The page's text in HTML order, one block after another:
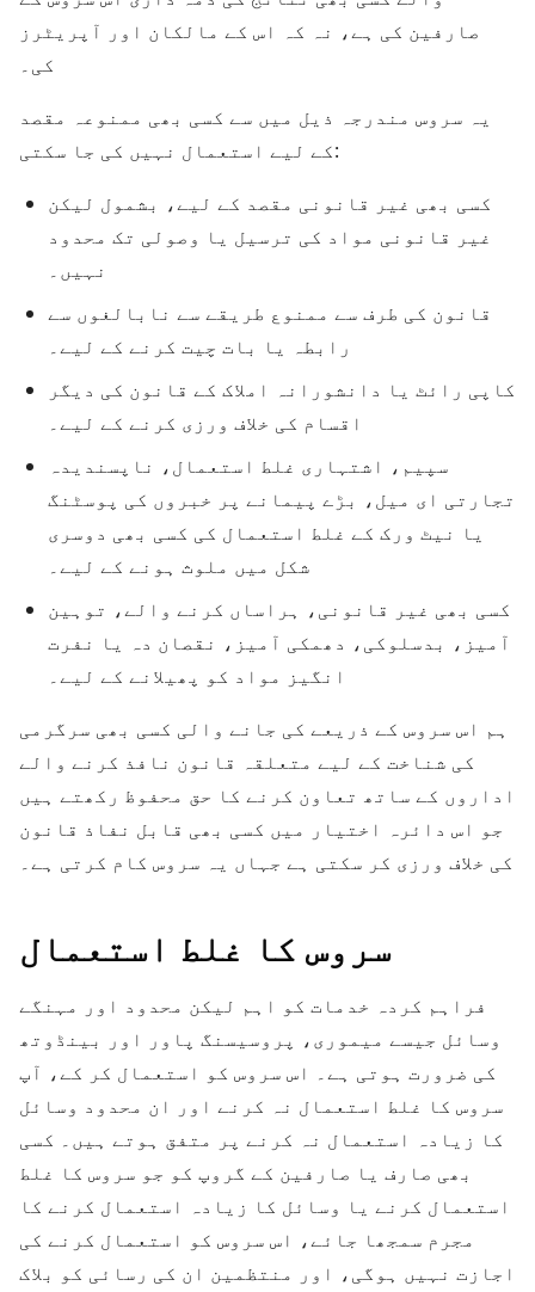
صارفین کی ہے، نہ کہ اس کے مالکان اور آپریٹرز
کی۔
یہ سروس مندرجہ ذیل میں سے کسی بھی ممنوعہ مقصد
کے لیے استعمال نہیں کی جا سکتی:
کسی بھی غیر قانونی مقصد کے لیے، بشمول لیکن
غیر قانونی مواد کی ترسیل یا وصولی تک محدود
نہیں۔
قانون کی طرف سے ممنوع طریقے سے نابالغوں سے
رابطہ یا بات چیت کرنے کے لیے۔
کاپی رائٹ یا دانشورانہ املاک کے قانون کی دیگر
اقسام کی خلاف ورزی کرنے کے لیے۔
سپیم، اشتہاری غلط استعمال، ناپسندیدہ
تجارتی ای میل، بڑے پیمانے پر خبروں کی پوسٹنگ
یا نیٹ ورک کے غلط استعمال کی کسی بھی دوسری
شکل میں ملوث ہونے کے لیے۔
کسی بھی غیر قانونی، ہراساں کرنے والے، توہین
آمیز، بدسلوکی، دھمکی آمیز، نقصان دہ یا نفرت
انگیز مواد کو پھیلانے کے لیے۔
ہم اس سروس کے ذریعے کی جانے والی کسی بھی سرگرمی
کی شناخت کے لیے متعلقہ قانون نافذ کرنے والے
اداروں کے ساتھ تعاون کرنے کا حق محفوظ رکھتے ہیں
جو اس دائرہ اختیار میں کسی بھی قابل نفاذ قانون
کی خلاف ورزی کر سکتی ہے جہاں یہ سروس کام کرتی ہے۔
سروس کا غلط استعمال
فراہم کردہ خدمات کو اہم لیکن محدود اور مہنگے
وسائل جیسے میموری، پروسیسنگ پاور اور بینڈوتھ
کی ضرورت ہوتی ہے۔ اس سروس کو استعمال کر کے، آپ
سروس کا غلط استعمال نہ کرنے اور ان محدود وسائل
کا زیادہ استعمال نہ کرنے پر متفق ہوتے ہیں۔ کسی
بھی صارف یا صارفین کے گروپ کو جو سروس کا غلط
استعمال کرنے یا وسائل کا زیادہ استعمال کرنے کا
مجرم سمجھا جائے، اس سروس کو استعمال کرنے کی
اجازت نہیں ہوگی، اور منتظمین ان کی رسائی کو بلاک